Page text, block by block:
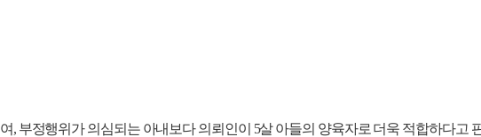
, 부정행위가 의심되는 아내보다 의뢰인이 5살 아들의 양육자로 더욱 적합하다고